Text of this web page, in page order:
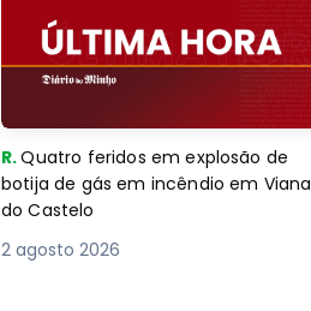
R.Quatro feridos em explosão de
botija de gás em incêndio em Viana
do Castelo
2 agosto 2026